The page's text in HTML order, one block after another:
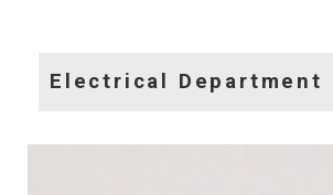
Electrical Department